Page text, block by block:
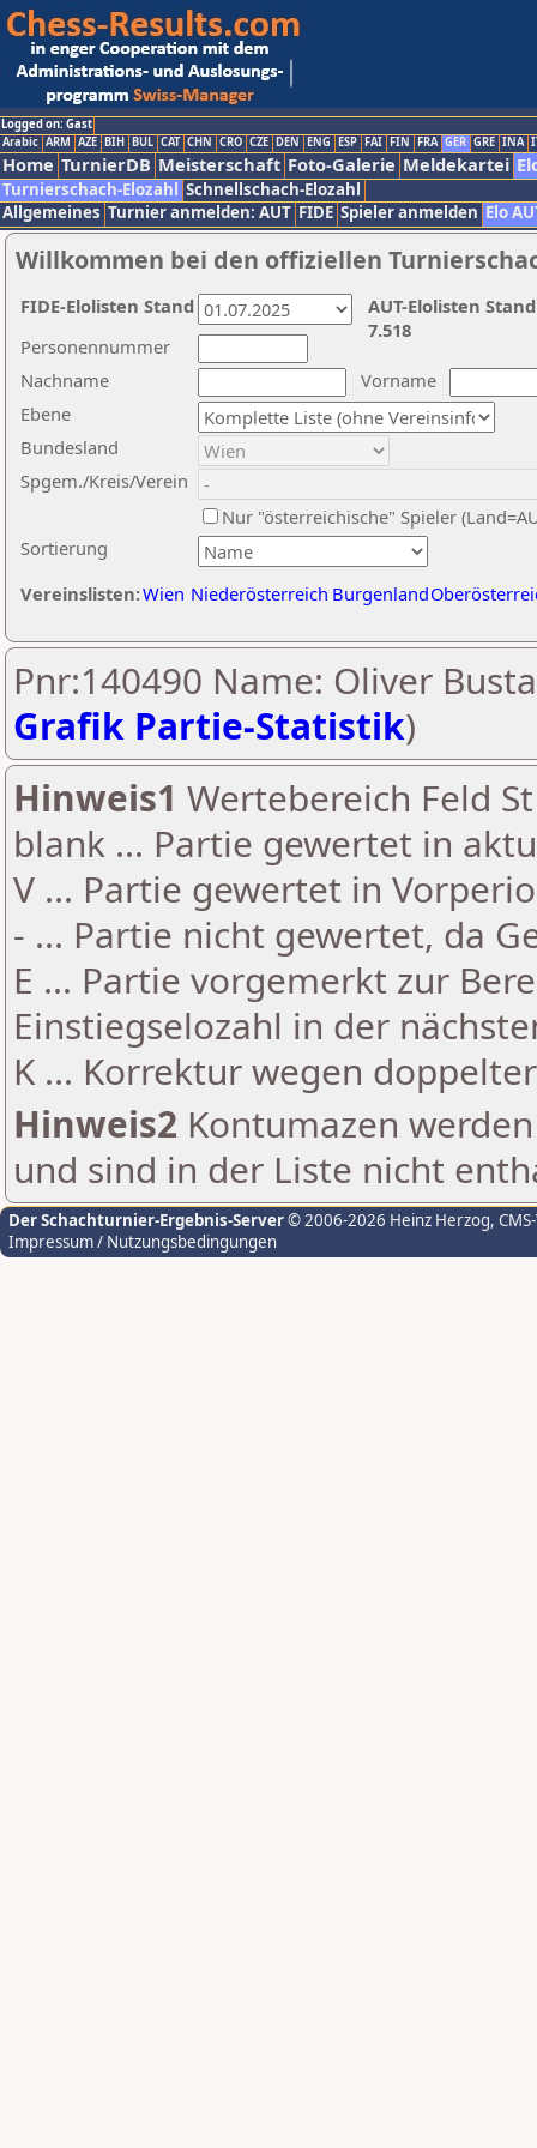
Logged on: Gast
Arabic ARM AZE BIH BUL CAT CHN CRO CZE DEN ENG ESP FAI FIN FRA GER GRE INA
Home TurnierDB Meisterschaft Foto-Galerie Meldekartei
Turnierschach-Elozahl Schnellschach-Elozahl
Allgemeines Turnier anmelden: AUT FIDE Spieler anmelden Elo
Willkommen bei den offiziellen
Nachname
Vorname
Ebene
Sortierung
Personennummer
Bundesland
Spgem./Kreis/Verein
Nur "österreichische" Spieler
Vereinslisten:Wien Niederösterreich Burgenland
AUT-Elolisten
7.518
FIDE-Elolisten Stand
Pnr:140490 Name: Oliver
Grafik Partie-Statistik)
Hinweis1 Wertebereich Feld
blank ... Partie gewertet in
V ... Partie gewertet in
- ... Partie nicht gewertet, da
E ... Partie vorgemerkt zur
Einstiegselozahl in der
K ... Korrektur wegen
Hinweis2 Kontumazen
und sind in der Liste nicht
Der Schachturnier-Ergebnis-Server© 2006-2026 Heinz Herzog,
Impressum / Nutzungsbedingungen